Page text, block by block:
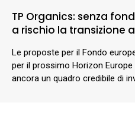
TP Organics: senza
a rischio la transizione
Le proposte per il Fondo
per il prossimo Horizon
ancora un quadro credibile di